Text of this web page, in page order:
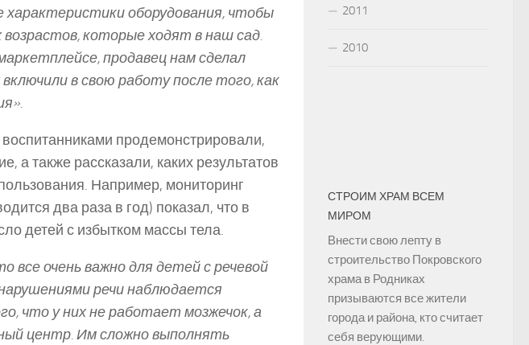
характеристики оборудования, чтобы
которые ходят в наш сад.
продавец нам сделал
в свою работу после того, как
продемонстрировали,
а также рассказали, каких результатов
Например, мониторинг
два раза в год) показал, что в
детей с избытком массы тела.
все очень важно для детей с речевой
речи наблюдается
что у них не работает мозжечок, а
центр. Им сложно выполнять
2011
2010
СТРОИМ ХРАМ ВСЕМ
МИРОМ
Внести свою лепту в
строительство Покровского
храма в Родниках
призываются все жители
города и района, кто считает
себя верующими.